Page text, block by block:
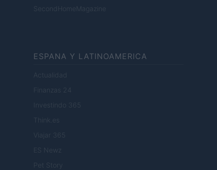
SecondHomeMagazine
ESPANA Y LATINOAMERICA
Actualidad
Finanzas 24
Investindo 365
Think.es
Viajar 365
ES Newz
Pet Story